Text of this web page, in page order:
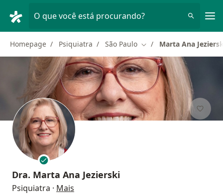
O que você está procurando?
Homepage Psiquiatra São Paulo Mudar de cidade
Marta Ana
Dra. Marta Ana Jezierski
Psiquiatra · Mais